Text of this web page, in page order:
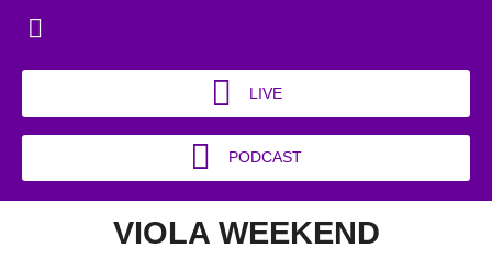
LIVE
PODCAST
VIOLA WEEKEND